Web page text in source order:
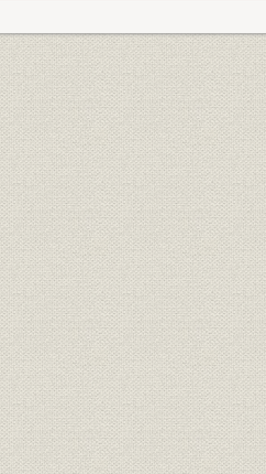
別・業種別)(昭和元年12月末~54年3月末)
別・業種別)(昭和27年度~53年度)
分類図(昭和元年12月末~53年3月末)
訳表(昭和27年3月期~54年3月期)
高表(昭和27年度~53年度)
高図(明治42年~昭和53年度)
高比率図
ては大正4年~昭和52年度
ついては昭和27年度~52年度